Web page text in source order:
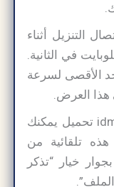
التنزيل أثناء
في الثانية.
الأقصى لسرعة
idm download with crack تحميل يمكنك
تلقائية من
خيار “تذكر